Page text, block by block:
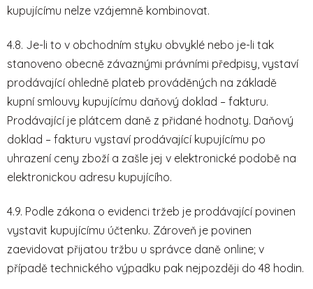
kupujícímu nelze vzájemně kombinovat.
4.8. Je-li to v obchodním styku obvyklé nebo je-li tak
stanoveno obecně závaznými právními předpisy, vystaví
prodávající ohledně plateb prováděných na základě
kupní smlouvy kupujícímu daňový doklad – fakturu.
Prodávající je plátcem daně z přidané hodnoty. Daňový
doklad – fakturu vystaví prodávající kupujícímu po
uhrazení ceny zboží a zašle jej v elektronické podobě na
elektronickou adresu kupujícího.
4.9. Podle zákona o evidenci tržeb je prodávající povinen
vystavit kupujícímu účtenku. Zároveň je povinen
zaevidovat přijatou tržbu u správce daně online; v
případě technického výpadku pak nejpozději do 48 hodin.